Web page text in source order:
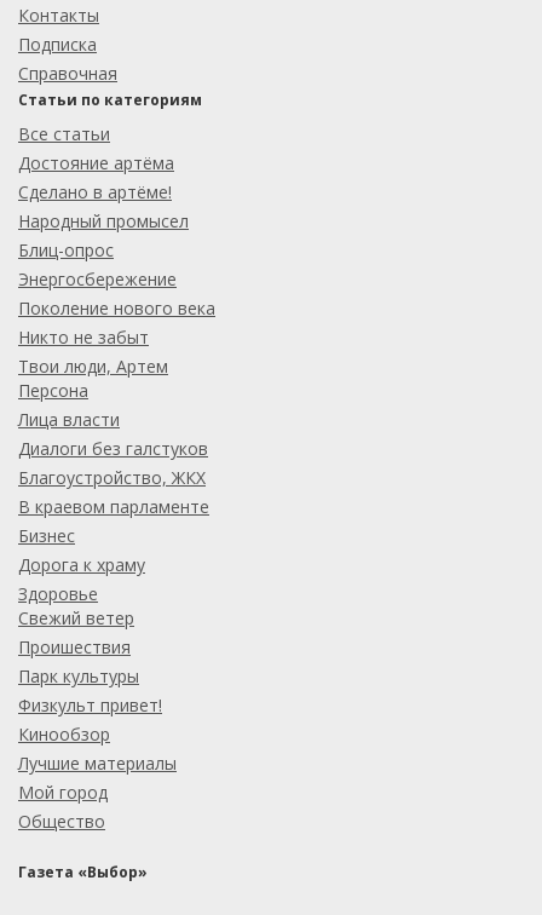
Контакты
Подписка
Справочная
Статьи по категориям
Все статьи
Достояние артёма
Сделано в артёме!
Народный промысел
Блиц-опрос
Энергосбережение
Поколение нового века
Никто не забыт
Твои люди, Артем
Персона
Лица власти
Диалоги без галстуков
Благоустройство, ЖКХ
В краевом парламенте
Бизнес
Дорога к храму
Здоровье
Свежий ветер
Проишествия
Парк культуры
Физкульт привет!
Кинообзор
Лучшие материалы
Мой город
Общество
Газета «Выбор»